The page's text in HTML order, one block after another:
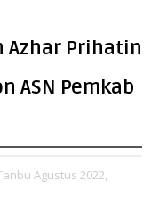
Azhar Prihatin
ASN Pemkab
Agustus 2022,